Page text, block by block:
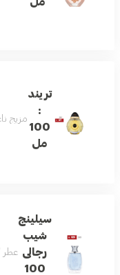
تريند
:
100
مل
مزيج
سيلينج
شيب
رجالى
100
عطر